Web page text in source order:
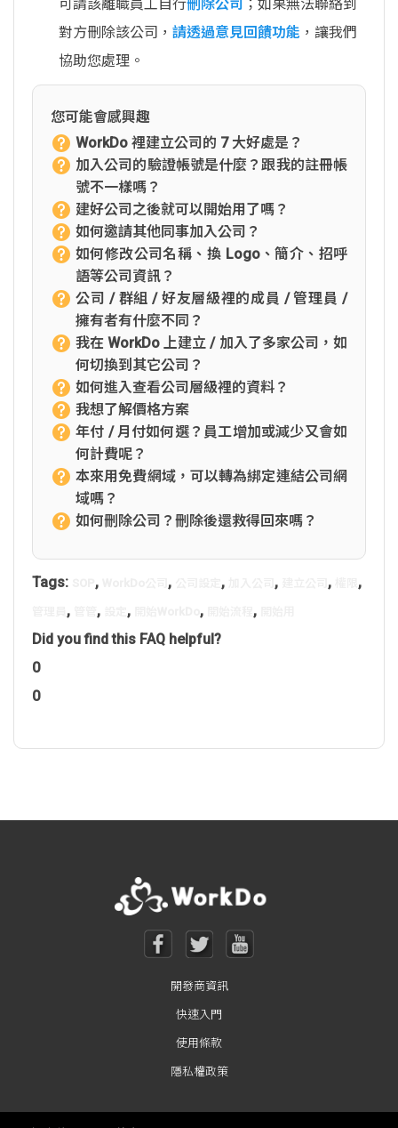
可請該離職員工自行刪除公司 ；如果無法聯絡到
對方刪除該公司， 請透過意見回饋功能 ，讓我們
協助您處理。
您可能會感興趣
WorkDo 裡建立公司的 7 大好處是？
加入公司的驗證帳號是什麼？跟我的註冊帳
號不一樣嗎？
建好公司之後就可以開始用了嗎？
如何邀請其他同事加入公司？
如何修改公司名稱、換 Logo、簡介、招呼
語等公司資訊？
公司 / 群組 / 好友層級裡的成員 / 管理員 /
擁有者有什麼不同？
我在 WorkDo 上建立 / 加入了多家公司，如
何切換到其它公司？
如何進入查看公司層級裡的資料？
我想了解價格方案
年付 / 月付如何選？員工增加或減少又會如
何計費呢？
本來用免費網域，可以轉為綁定連結公司網
域嗎？
如何刪除公司？刪除後還救得回來嗎？
Tags: , , , , , ,
, , , , ,
Did you find this FAQ helpful?
0
0
開發商資訊
快速入門
使用條款
隱私權政策